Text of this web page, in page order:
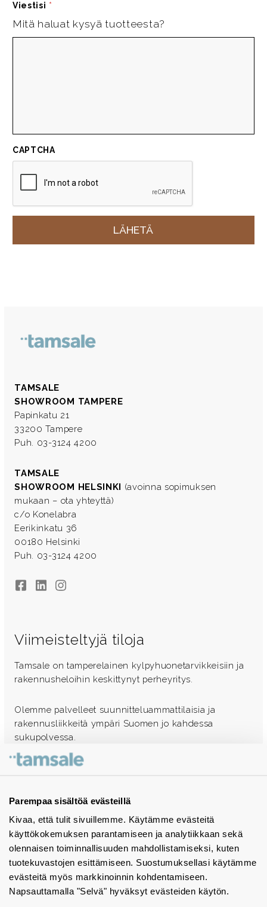
Parempaa sisältöä evästeillä
Kivaa, että tulit sivuillemme. Käytämme evästeitä
käyttökokemuksen parantamiseen ja analytiikkaan sekä
olennaisen toiminnallisuuden mahdollistamiseksi, kuten
tuotekuvastojen esittämiseen. Suostumuksellasi käytämme
evästeitä myös markkinoinnin kohdentamiseen.
Napsauttamalla "Selvä" hyväksyt evästeiden käytön.
Viestisi *
Mitä haluat kysyä tuotteesta?
CAPTCHA
TAMSALE
SHOWROOM TAMPERE
Papinkatu 21
33200 Tampere
Puh. 03-3124 4200
TAMSALE
SHOWROOM HELSINKI (avoinna sopimuksen
mukaan – ota yhteyttä)
c/o Konelabra
Eerikinkatu 36
00180 Helsinki
Puh. 03-3124 4200
FacebookLinkedInInstagram
Viimeisteltyjä tiloja
Tamsale on tamperelainen kylpyhuonetarvikkeisiin ja
rakennusheloihin keskittynyt perheyritys.
Olemme palvelleet suunnitteluammattilaisia ja
rakennusliikkeitä ympäri Suomen jo kahdessa
sukupolvessa.
Ota yhteyttä - autamme mielellämme
Tuotekuvastot
Instagram
BIM-objektit
Yhteystiedot
Tiedotteet